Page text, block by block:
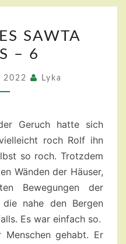
SAWTA
– 6
2022 Lyka
Geruch hatte sich
roch Rolf ihn
so roch. Trotzdem
Wänden der Häuser,
Bewegungen der
nahe den Bergen
Es war einfach so.
gehabt. Er